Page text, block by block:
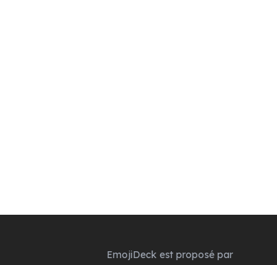
EmojiDeck est proposé par